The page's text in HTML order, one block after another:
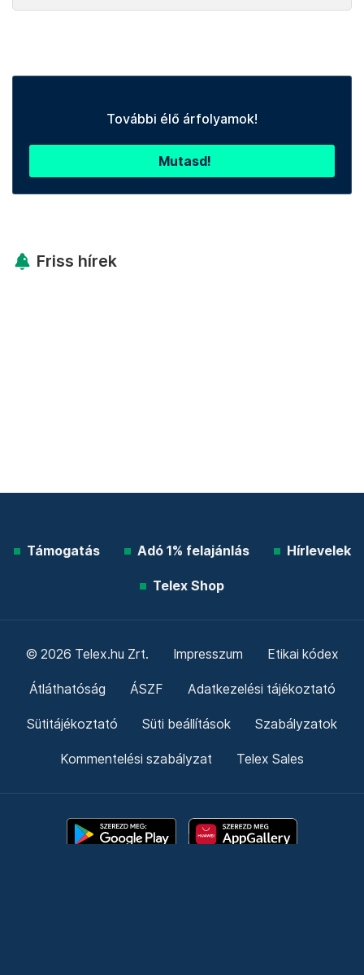
További élő árfolyamok!
Mutasd!
Friss hírek
Támogatás Adó 1% felajánlás Hírlevelek
Telex Shop
© 2026 Telex.hu Zrt. Impresszum Etikai kódex
Átláthatóság ÁSZF Adatkezelési tájékoztató
Sütitájékoztató Süti beállítások Szabályzatok
Kommentelési szabályzat Telex Sales